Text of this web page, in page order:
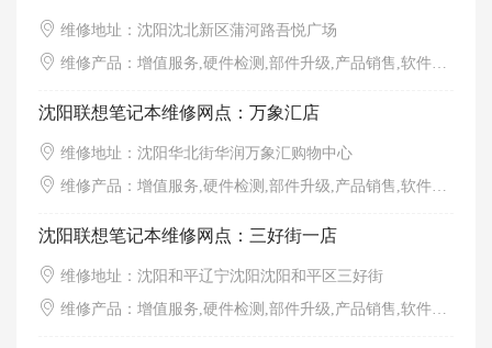
维修地址：沈阳沈北新区蒲河路吾悦广场
维修产品：增值服务,硬件检测,部件升级,产品销售,软件调试,外观清洁
沈阳联想笔记本维修网点：万象汇店
维修地址：沈阳华北街华润万象汇购物中心
维修产品：增值服务,硬件检测,部件升级,产品销售,软件调试,外观清洁
沈阳联想笔记本维修网点：三好街一店
维修地址：沈阳和平辽宁沈阳沈阳和平区三好街
维修产品：增值服务,硬件检测,部件升级,产品销售,软件调试,外观清洁